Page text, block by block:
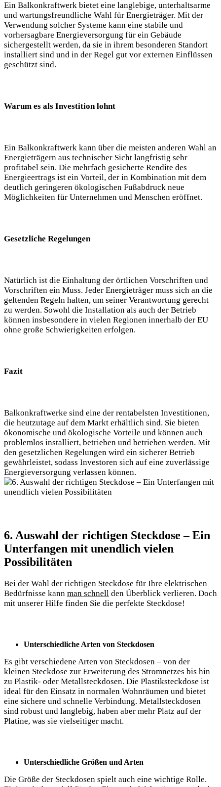
Ein Balkonkraftwerk bietet eine langlebige, unterhaltsarme
und wartungsfreundliche Wahl für Energieträger. Mit der
Verwendung solcher Systeme kann eine stabile und
vorhersagbare Energieversorgung für ein Gebäude
sichergestellt werden, da sie in ihrem besonderen Standort
installiert sind und in der Regel gut vor externen Einflüssen
geschützt sind.
Warum es als Investition lohnt
Ein Balkonkraftwerk kann über die meisten anderen Wahl an
Energieträgern aus technischer Sicht langfristig sehr
profitabel sein. Die mehrfach gesicherte Rendite des
Energieertrags ist ein Vorteil, der in Kombination mit dem
deutlich geringeren ökologischen Fußabdruck neue
Möglichkeiten für Unternehmen und Menschen eröffnet.
Gesetzliche Regelungen
Natürlich ist die Einhaltung der örtlichen Vorschriften und
Vorschriften ein Muss. Jeder Energieträger muss sich an die
geltenden Regeln halten, um seiner Verantwortung gerecht
zu werden. Sowohl die Installation als auch der Betrieb
können insbesondere in vielen Regionen innerhalb der EU
ohne große Schwierigkeiten erfolgen.
Fazit
Balkonkraftwerke sind eine der rentabelsten Investitionen,
die heutzutage auf dem Markt erhältlich sind. Sie bieten
ökonomische und ökologische Vorteile und können auch
problemlos installiert, betrieben und betrieben werden. Mit
den gesetzlichen Regelungen wird ein sicherer Betrieb
gewährleistet, sodass Investoren sich auf eine zuverlässige
Energieversorgung verlassen können.
6. Auswahl der richtigen Steckdose – Ein
Unterfangen mit unendlich vielen
Possibilitäten
Bei der Wahl der richtigen Steckdose für Ihre elektrischen
Bedürfnisse kann man schnell den Überblick verlieren. Doch
mit unserer Hilfe finden Sie die perfekte Steckdose!
Unterschiedliche Arten von Steckdosen
Es gibt verschiedene Arten von Steckdosen – von der
kleinen Steckdose zur Erweiterung des Stromnetzes bis hin
zu Plastik- oder Metallsteckdosen. Die Plastiksteckdose ist
ideal für den Einsatz in normalen Wohnräumen und bietet
eine sichere und schnelle Verbindung. Metallsteckdosen
sind robust und langlebig, haben aber mehr Platz auf der
Platine, was sie vielseitiger macht.
Unterschiedliche Größen und Arten
Die Größe der Steckdosen spielt auch eine wichtige Rolle.